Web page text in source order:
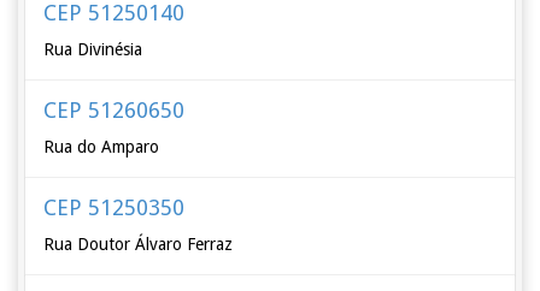
CEP 51250140
Rua Divinésia
CEP 51260650
Rua do Amparo
CEP 51250350
Rua Doutor Álvaro Ferraz